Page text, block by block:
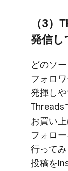
（3）​
発信し
どの​ソ
フォロ
発揮し
Threads
お買い​
フォロ
行って
投稿を​